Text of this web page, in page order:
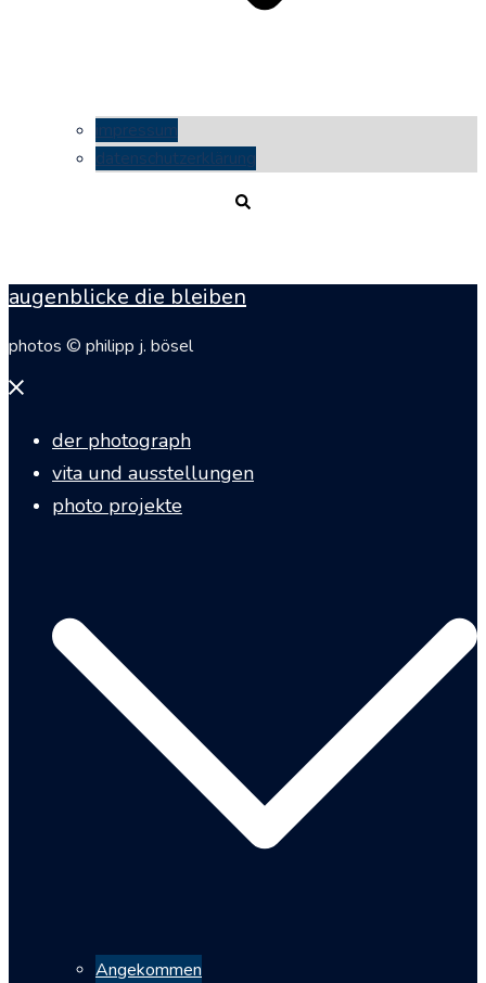
impressum
datenschutzerklärung
augenblicke die bleiben
photos © philipp j. bösel
Menü
der photograph
vita und ausstellungen
photo projekte
Angekommen